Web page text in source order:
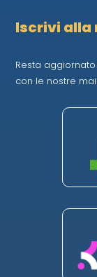
Iscrivi alla
Resta
con le nostre mail